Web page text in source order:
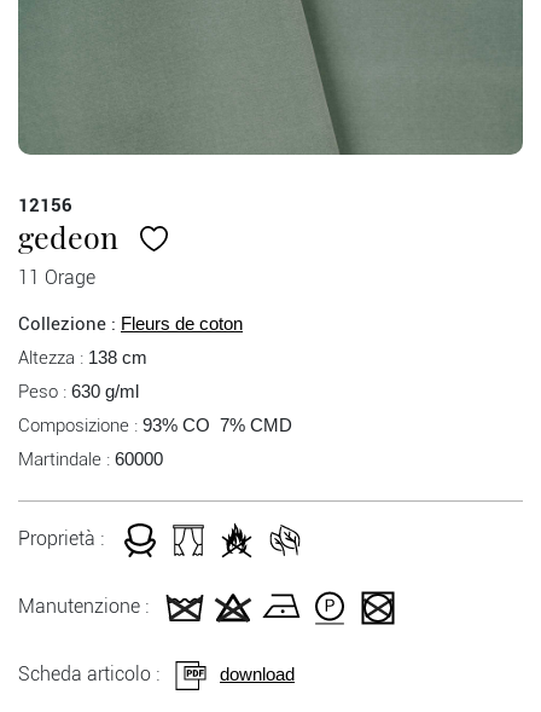
12156
gedeon
11 Orage
Collezione : Fleurs de coton
Altezza : 138 cm
Peso : 630 g/ml
Composizione : 93% CO 7% CMD
Martindale : 60000
Proprietà :
Manutenzione :
Scheda articolo : download